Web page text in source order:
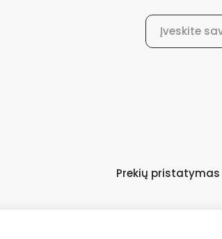
El.
paštas
Prekių